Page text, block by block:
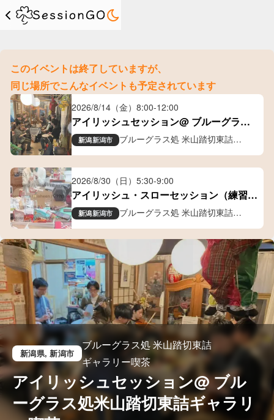
このイベントは終了していますが、
同じ場所でこんなイベントも予定されています
2026/8/14（金） 8:00-12:00
アイリッシュセッション@ ブルーグラス
処 米山踏切東詰
新潟新潟市
ブルーグラス処 米山踏切東詰
ギャラリー喫茶
2026/8/30（日） 5:30-9:00
アイリッシュ・スローセッション（練習）
会新潟新潟市
ブルーグラス処 米山踏切東詰
ギャラリー喫茶
新潟県, 新潟市
ブルーグラス処 米山踏切東詰
ギャラリー喫茶
アイリッシュセッション@ ブル
ーグラス処米山踏切東詰ギャラリ